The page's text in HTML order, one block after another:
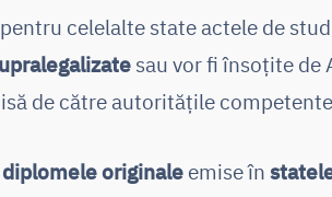
celelalte state actele de
sau vor fi însoţite
de către autorităţile
diplomele originale emise în